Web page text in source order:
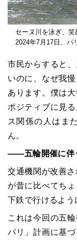
セーヌ川を泳ぎ、
2024年7月17日、パ
市民からすると
いのに、なぜ我
あります。僕は
ポジティブに見
ス関係の人はま
ん。
――五輪開催に伴
交通機関が改善
が昔に比べてち
下鉄で行けるよう
これは今回の五
パリ」計画に基